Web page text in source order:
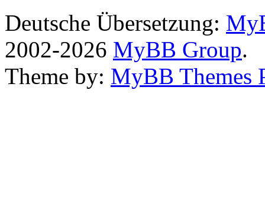
Deutsche Übersetzung:
2002-2026 MyBB Group.
Theme by: MyBB Themes